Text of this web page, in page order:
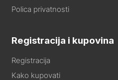
Polica privatnosti
Registracija i kupovina
Registracija
Kako kupovati